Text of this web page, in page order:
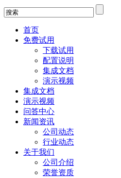
首页
免费试用
下载试用
配置说明
集成文档
演示视频
集成文档
演示视频
问答中心
新闻资讯
公司动态
行业动态
关于我们
公司介绍
荣誉资质